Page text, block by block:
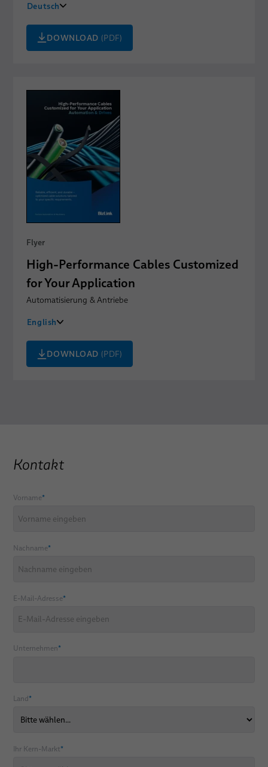
Deutsch
中文
English
DOWNLOAD (PDF)
Flyer
High-Performance Cables Customized
for Your Application
Automatisierung & Antriebe
English
中文
日本語
DOWNLOAD (PDF)
Kontakt
Vorname*
Nachname*
E-Mail-Adresse*
Unternehmen*
Land*
Ihr Kern-Markt*